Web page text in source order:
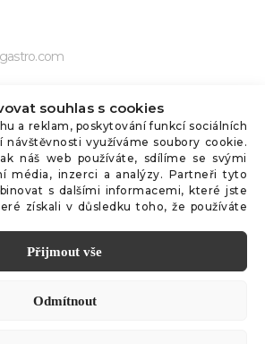
údajů
podmínky
souhlas s cookies
a reklam, poskytování funkcí sociálních
návštěvnosti využíváme soubory cookie.
náš web používáte, sdílíme se svými
média, inzerci a analýzy. Partneři tyto
s dalšími informacemi, které jste
získali v důsledku toho, že používáte
Přijmout vše
Odmítnout